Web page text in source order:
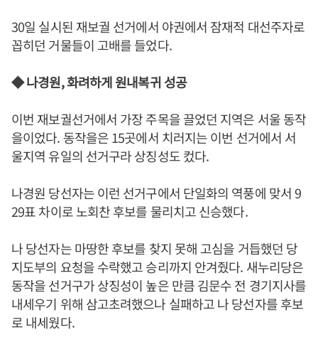
30일 실시된 재보궐 선거에서 야권에서 잠재적 대선주자로
꼽히던 거물들이 고배를 들었다.
◆ 나경원, 화려하게 원내복귀 성공
이번 재보궐선거에서 가장 주목을 끌었던 지역은 서울 동작
을이었다. 동작을은 15곳에서 치러지는 이번 선거에서 서
울지역 유일의 선거구라 상징성도 컸다.
나경원 당선자는 이런 선거구에서 단일화의 역풍에 맞서 9
29표 차이로 노회찬 후보를 물리치고 신승했다.
나 당선자는 마땅한 후보를 찾지 못해 고심을 거듭했던 당
지도부의 요청을 수락했고 승리까지 안겨줬다. 새누리당은
동작을 선거구가 상징성이 높은 만큼 김문수 전 경기지사를
내세우기 위해 삼고초려했으나 실패하고 나 당선자를 후보
로 내세웠다.